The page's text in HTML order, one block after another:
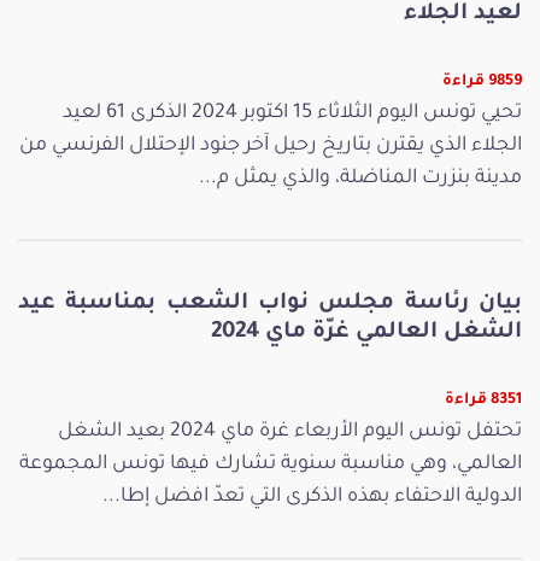
لعيد الجلاء
9859 قراءة
تحيي تونس اليوم الثلاثاء 15 اكتوبر 2024 الذكرى 61 لعيد
الجلاء الذي يقترن بتاريخ رحيل آخر جنود الإحتلال الفرنسي من
مدينة بنزرت المناضلة، والذي يمثل م...
بيان رئاسة مجلس نواب الشعب بمناسبة عيد
الشغل العالمي غرّة ماي 2024
8351 قراءة
تحتفل تونس اليوم الأربعاء غرة ماي 2024 بعيد الشغل
العالمي، وهي مناسبة سنوية تشارك فيها تونس المجموعة
الدولية الاحتفاء بهذه الذكرى التي تعدّ افضل إطا...